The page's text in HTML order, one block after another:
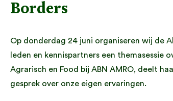
Borders
Op donderdag 24 juni organiseren wij de
leden en kennispartners een
Agrarisch en Food bij ABN AMRO, deelt
gesprek over onze eigen ervaringen.